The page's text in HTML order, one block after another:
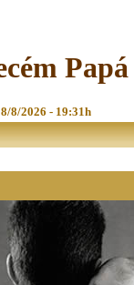
Papá
8/2026 - 19:31h